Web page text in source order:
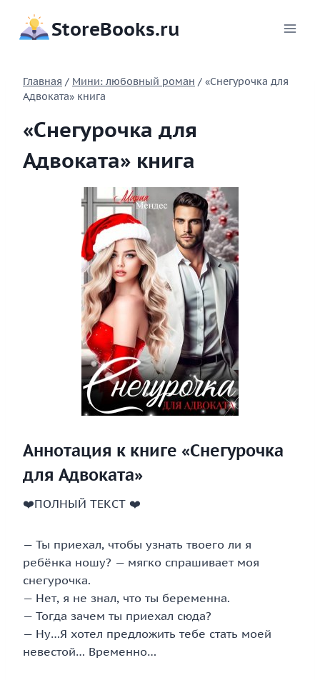
содержимому
StoreBooks.ru
Главная / Мини: любовный роман / «Снегурочка для
Адвоката» книга
«Снегурочка для
Адвоката» книга
Аннотация к книге «Снегурочка
для Адвоката»
‍❤️‍ПОЛНЫЙ ТЕКСТ ‍❤️‍
— Ты приехал, чтобы узнать твоего ли я
ребёнка ношу? — мягко спрашивает моя
снегурочка.
— Нет, я не знал, что ты беременна.
— Тогда зачем ты приехал сюда?
— Ну…Я хотел предложить тебе стать моей
невестой… Временно…